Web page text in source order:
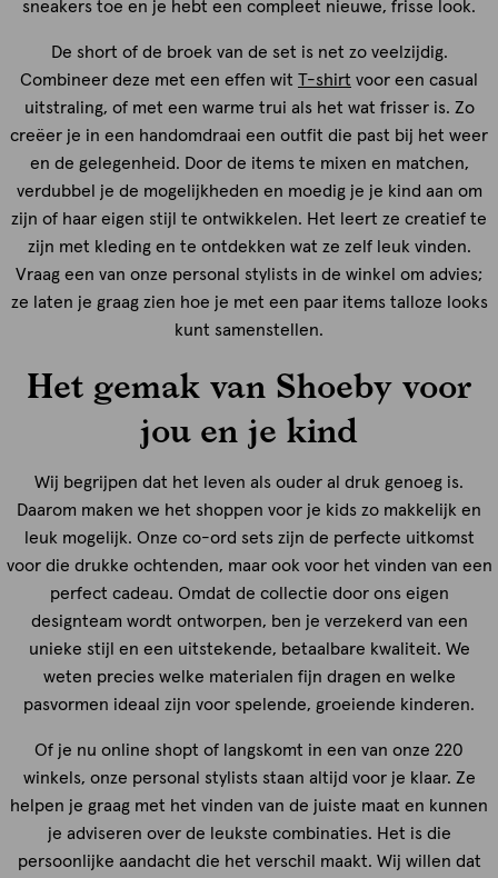
sneakers toe en je hebt een compleet nieuwe, frisse look.
De short of de broek van de set is net zo veelzijdig.
Combineer deze met een effen wit T-shirt voor een casual
uitstraling, of met een warme trui als het wat frisser is. Zo
creëer je in een handomdraai een outfit die past bij het weer
en de gelegenheid. Door de items te mixen en matchen,
verdubbel je de mogelijkheden en moedig je je kind aan om
zijn of haar eigen stijl te ontwikkelen. Het leert ze creatief te
zijn met kleding en te ontdekken wat ze zelf leuk vinden.
Vraag een van onze personal stylists in de winkel om advies;
ze laten je graag zien hoe je met een paar items talloze looks
kunt samenstellen.
Het gemak van Shoeby voor
jou en je kind
Wij begrijpen dat het leven als ouder al druk genoeg is.
Daarom maken we het shoppen voor je kids zo makkelijk en
leuk mogelijk. Onze co-ord sets zijn de perfecte uitkomst
voor die drukke ochtenden, maar ook voor het vinden van een
perfect cadeau. Omdat de collectie door ons eigen
designteam wordt ontworpen, ben je verzekerd van een
unieke stijl en een uitstekende, betaalbare kwaliteit. We
weten precies welke materialen fijn dragen en welke
pasvormen ideaal zijn voor spelende, groeiende kinderen.
Of je nu online shopt of langskomt in een van onze 220
winkels, onze personal stylists staan altijd voor je klaar. Ze
helpen je graag met het vinden van de juiste maat en kunnen
je adviseren over de leukste combinaties. Het is die
persoonlijke aandacht die het verschil maakt. Wij willen dat